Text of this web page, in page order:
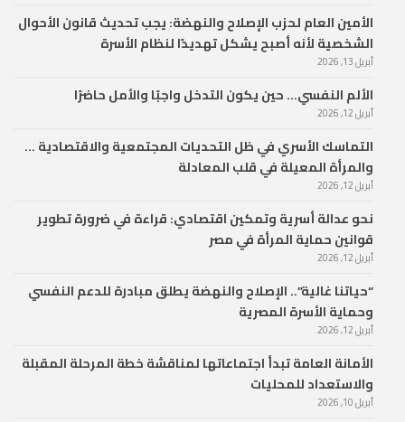
الأمين العام لحزب الإصلاح والنهضة: يجب تحديث قانون الأحوال
الشخصية لأنه أصبح يشكل تهديدًا لنظام الأسرة
أبريل 13, 2026
الألم النفسي… حين يكون التدخل واجبًا والأمل حاضرًا
أبريل 12, 2026
التماسك الأسري في ظل التحديات المجتمعية والاقتصادية …
والمرأة المعيلة في قلب المعادلة
أبريل 12, 2026
نحو عدالة أسرية وتمكين اقتصادي: قراءة في ضرورة تطوير
قوانين حماية المرأة في مصر
أبريل 12, 2026
“حياتنا غالية”.. الإصلاح والنهضة يطلق مبادرة للدعم النفسي
وحماية الأسرة المصرية
أبريل 12, 2026
الأمانة العامة تبدأ اجتماعاتها لمناقشة خطة المرحلة المقبلة
والاستعداد للمحليات
أبريل 10, 2026